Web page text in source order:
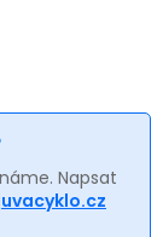
Napsat